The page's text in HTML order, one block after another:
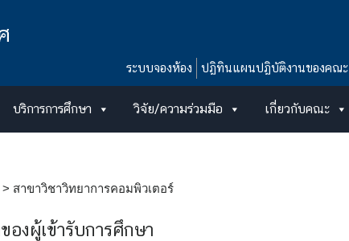
ระบบจองห้อง
ปฏิทินแผนปฏิบัติงานของคณะ
บริการการศึกษา วิจัย/ความร่วมมือ เกี่ยวกับคณะ
> สาขาวิชาวิทยาการคอมพิวเตอร์
งผู้เข้ารับการศึกษา